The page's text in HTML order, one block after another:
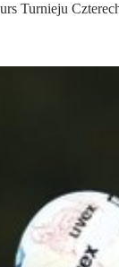
Turnieju